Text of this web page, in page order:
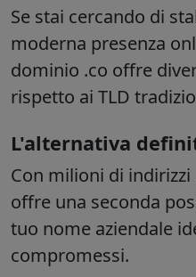
Se stai cercando di
moderna presenza
dominio .co offre
rispetto ai TLD
L'alternativa
Con milioni di
offre una seconda
tuo nome aziendale
compromessi.